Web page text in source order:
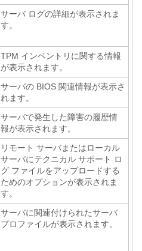
サーバ ログの詳細が表示されま
す。
TPM インベントリに関する情報
が表示されます。
サーバの BIOS 関連情報が表示さ
れます。
サーバで発生した障害の履歴情
報が表示されます。
リモート サーバまたはローカル
サーバにテクニカル サポート ロ
グ ファイルをアップロードする
ためのオプションが表示されま
す。
サーバに関連付けられたサーバ
プロファイルが表示されます。